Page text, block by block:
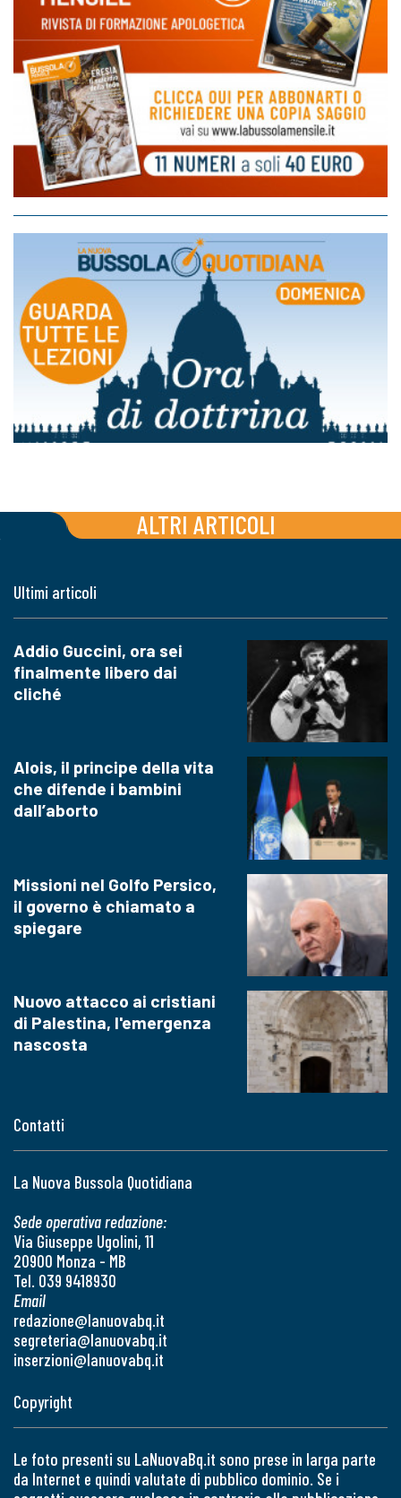
ALTRI ARTICOLI
Contatti
La Nuova Bussola Quotidiana
Sede operativa redazione:
Via Giuseppe Ugolini, 11
20900 Monza - MB
Tel. 039 9418930
Email
redazione@lanuovabq.it
segreteria@lanuovabq.it
inserzioni@lanuovabq.it
Ultimi articoli
Addio Guccini, ora sei
finalmente libero dai
cliché
Alois, il principe della vita
che difende i bambini
dall’aborto
Missioni nel Golfo Persico,
il governo è chiamato a
spiegare
Nuovo attacco ai cristiani
di Palestina, l'emergenza
nascosta
Copyright
Le foto presenti su LaNuovaBq.it sono prese in larga parte
da Internet e quindi valutate di pubblico dominio. Se i